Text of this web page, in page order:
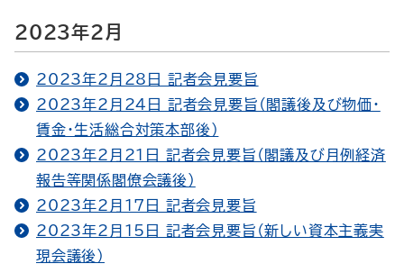
2023年2月
2023年2月28日 記者会見要旨
2023年2月24日 記者会見要旨（閣議後及び物価・
賃金・生活総合対策本部後）
2023年2月21日 記者会見要旨（閣議及び月例経済
報告等関係閣僚会議後）
2023年2月17日 記者会見要旨
2023年2月15日 記者会見要旨（新しい資本主義実
現会議後）